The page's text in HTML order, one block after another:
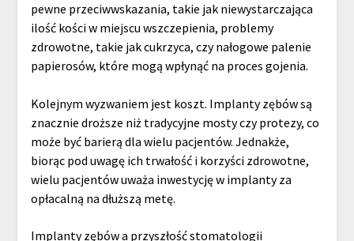
pewne przeciwwskazania, takie jak niewystarczająca
ilość kości w miejscu wszczepienia, problemy
zdrowotne, takie jak cukrzyca, czy nałogowe palenie
papierosów, które mogą wpłynąć na proces gojenia.
Kolejnym wyzwaniem jest koszt. Implanty zębów są
znacznie droższe niż tradycyjne mosty czy protezy, co
może być barierą dla wielu pacjentów. Jednakże,
biorąc pod uwagę ich trwałość i korzyści zdrowotne,
wielu pacjentów uważa inwestycję w implanty za
opłacalną na dłuższą metę.
Implanty zębów a przyszłość stomatologii